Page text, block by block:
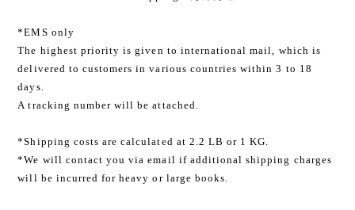
*EMS only
The highest priority is given to international mail, which is
delivered to customers in various countries within 3 to 18
days.
A tracking number will be attached.
*Shipping costs are calculated at 2.2 LB or 1 KG.
*We will contact you via email if additional shipping charges
will be incurred for heavy or large books.